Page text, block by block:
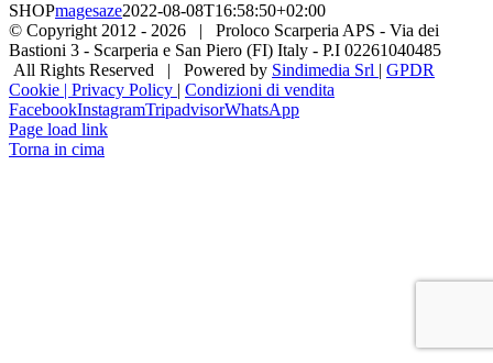
SHOPmagesaze2022-08-08T16:58:50+02:00
© Copyright 2012 - 2026 | Proloco Scarperia APS - Via dei
Bastioni 3 - Scarperia e San Piero (FI) Italy - P.I 02261040485
All Rights Reserved | Powered by Sindimedia Srl | GPDR
Cookie | Privacy Policy | Condizioni di vendita
FacebookInstagramTripadvisorWhatsApp
Page load link
Torna in cima